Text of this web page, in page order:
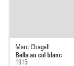
Marc Chagall
Bella au col blanc
1915